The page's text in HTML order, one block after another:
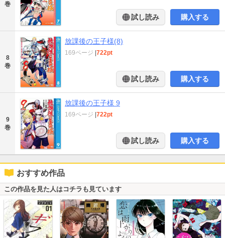
巻
試し読み 購入する
8
巻
放課後の王子様(8)
169ページ 722pt
試し読み 購入する
9
巻
放課後の王子様 9
169ページ 722pt
試し読み 購入する
おすすめ作品
この作品を見た人はコチラも見ています